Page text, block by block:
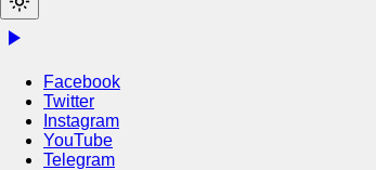
Facebook
Twitter
Instagram
YouTube
Telegram